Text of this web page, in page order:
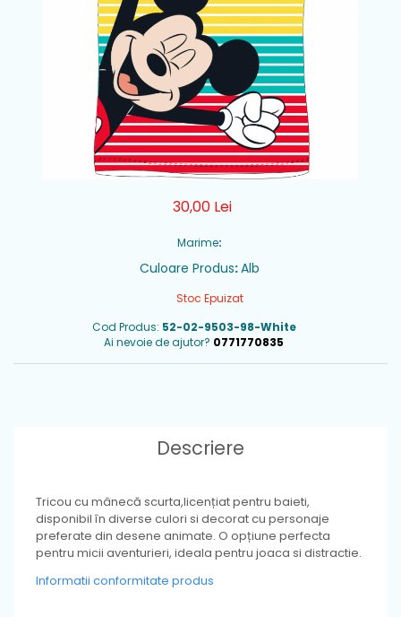
30,00 Lei
Marime:
Culoare Produs:Alb
Stoc Epuizat
Cod Produs: 52-02-9503-98-White
Ai nevoie de ajutor? 0771770835
Descriere
Tricou cu mânecă scurta,licențiat pentru baieti,
disponibil în diverse culori si decorat cu personaje
preferate din desene animate. O opțiune perfecta
pentru micii aventurieri, ideala pentru joaca si distractie.
Informatii conformitate produs